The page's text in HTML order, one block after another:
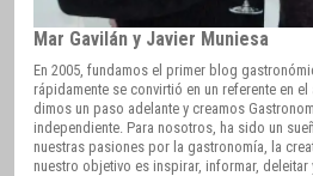
Mar Gavilán y Javier Muniesa
En 2005, fundamos el primer blog
rápidamente se convirtió en un referente en
dimos un paso adelante y creamos
independiente. Para nosotros, ha sido un
nuestras pasiones por la gastronomía, la
nuestro objetivo es inspirar, informar,